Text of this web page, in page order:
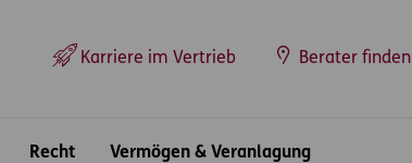
Karriere im Vertrieb Berater finden
Recht Vermögen & Veranlagung